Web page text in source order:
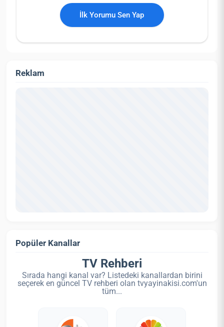
İlk Yorumu Sen Yap
Reklam
Popüler Kanallar
TV Rehberi
Sırada hangi kanal var? Listedeki kanallardan birini
seçerek en güncel TV rehberi olan tvyayinakisi.com'un
tüm...